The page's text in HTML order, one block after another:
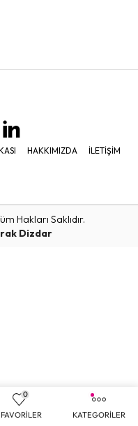
0
FAVORİLER KATEGORİLER
HAKKIMIZDA İLETIŞIM
Hakları Saklıdır.
Dizdar